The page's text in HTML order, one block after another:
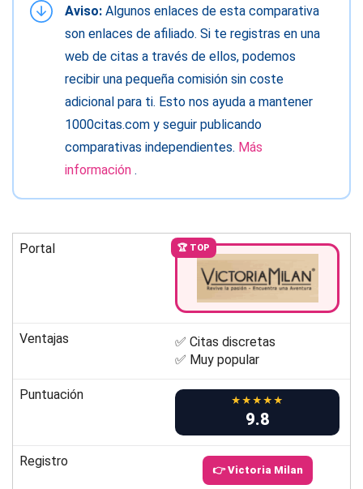
Aviso: Algunos enlaces de esta comparativa
son enlaces de afiliado. Si te registras en una
web de citas a través de ellos, podemos
recibir una pequeña comisión sin coste
adicional para ti. Esto nos ayuda a mantener
1000citas.com y seguir publicando
comparativas independientes. Más
información .
Portal 🏆 TOP
Ventajas
✅ Citas discretas
✅ Muy popular
Puntuación ★★★★★
9.8
Registro
👉 Victoria Milan